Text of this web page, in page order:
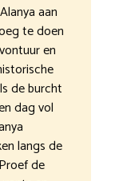
aan
te doen
en
de burcht
dag vol
langs de
de